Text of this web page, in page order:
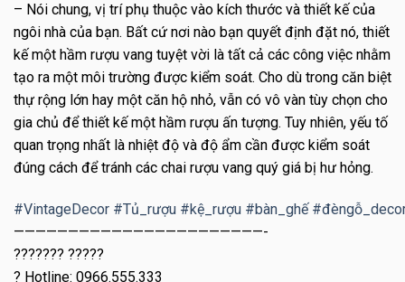
– Nói chung, vị trí phụ thuộc vào kích thước và thiết kế của
ngôi nhà của bạn. Bất cứ nơi nào bạn quyết định đặt nó, thiết
kế một hầm rượu vang tuyệt vời là tất cả các công việc nhằm
tạo ra một môi trường được kiểm soát. Cho dù trong căn biệt
thự rộng lớn hay một căn hộ nhỏ, vẫn có vô vàn tùy chọn cho
gia chủ để thiết kế một hầm rượu ấn tượng. Tuy nhiên, yếu tố
quan trọng nhất là nhiệt độ và độ ẩm cần được kiểm soát
đúng cách để tránh các chai rượu vang quý giá bị hư hỏng.
#VintageDecor #Tủ_rượu #kệ_rượu #bàn_ghế #
———————————————————————-
??????? ?????
? Hotline: 0966.555.333